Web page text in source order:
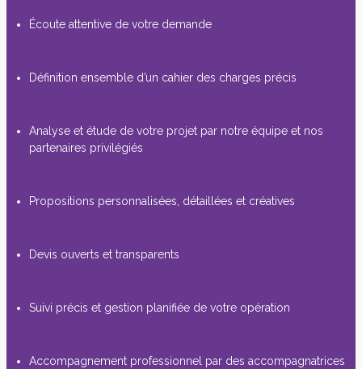
Écoute attentive de votre demande
Définition ensemble d’un cahier des charges précis
Analyse et étude de votre projet par notre équipe et nos
partenaires privilégiés
Propositions personnalisées, détaillées et créatives
Devis ouverts et transparents
Suivi précis et gestion planifiée de votre opération
Accompagnement professionnel par des accompagnatrices